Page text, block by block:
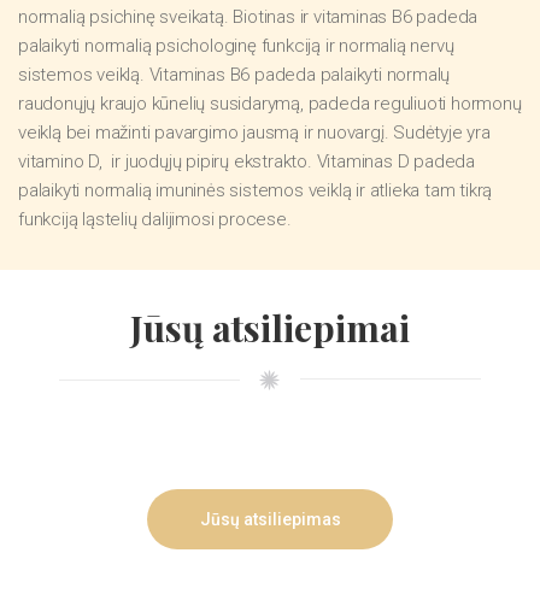
normalią psichinę sveikatą. Biotinas ir vitaminas B6 padeda
palaikyti normalią psichologinę funkciją ir normalią nervų
sistemos veiklą. Vitaminas B6 padeda palaikyti normalų
raudonųjų kraujo kūnelių susidarymą, padeda reguliuoti hormonų
veiklą bei mažinti pavargimo jausmą ir nuovargį. Sudėtyje yra
vitamino D, ir juodųjų pipirų ekstrakto. Vitaminas D padeda
palaikyti normalią imuninės sistemos veiklą ir atlieka tam tikrą
funkciją ląstelių dalijimosi procese.
Jūsų atsiliepimai
Jūsų atsiliepimas